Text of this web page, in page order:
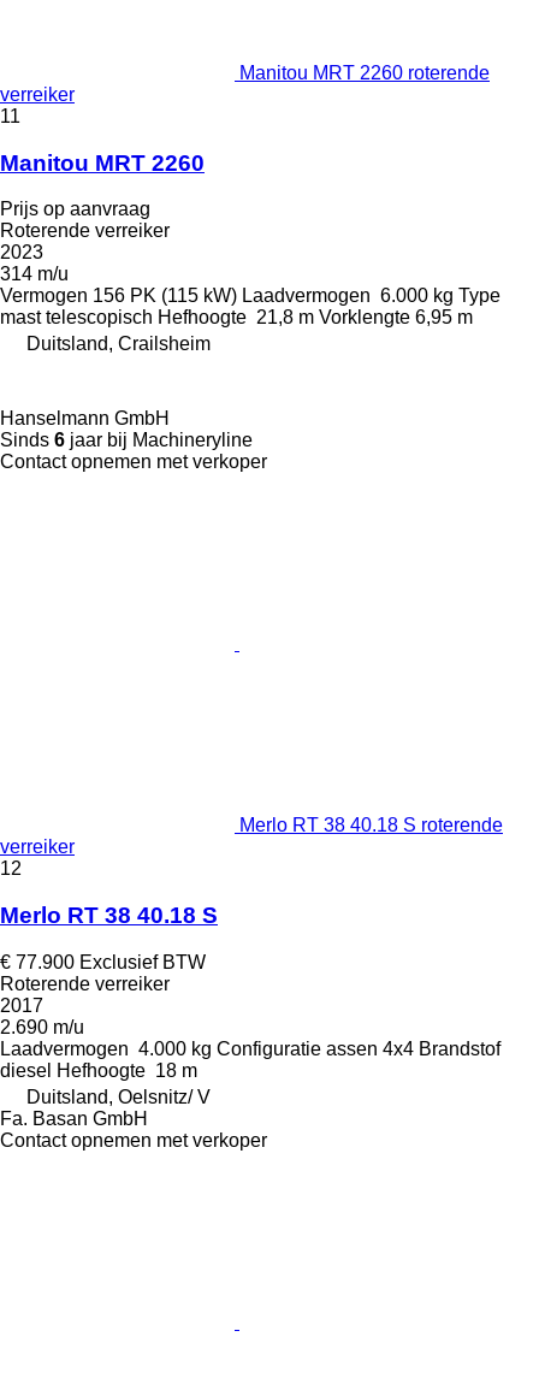
Manitou MRT 2260 roterende
verreiker
11
Manitou MRT 2260
Prijs op aanvraag
Roterende verreiker
2023
314 m/u
Vermogen 156 PK (115 kW) Laadvermogen 6.000 kg Type
mast telescopisch Hefhoogte 21,8 m Vorklengte 6,95 m
Duitsland, Crailsheim
Hanselmann GmbH
Sinds 6 jaar bij Machineryline
Contact opnemen met verkoper
Merlo RT 38 40.18 S roterende
verreiker
12
Merlo RT 38 40.18 S
€ 77.900 Exclusief BTW
Roterende verreiker
2017
2.690 m/u
Laadvermogen 4.000 kg Configuratie assen 4x4 Brandstof
diesel Hefhoogte 18 m
Duitsland, Oelsnitz/ V
Fa. Basan GmbH
Contact opnemen met verkoper